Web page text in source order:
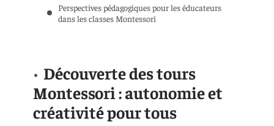
Perspectives pédagogiques pour les éducateurs
dans les classes Montessori
Découverte des tours
Montessori : autonomie et
créativité pour tous